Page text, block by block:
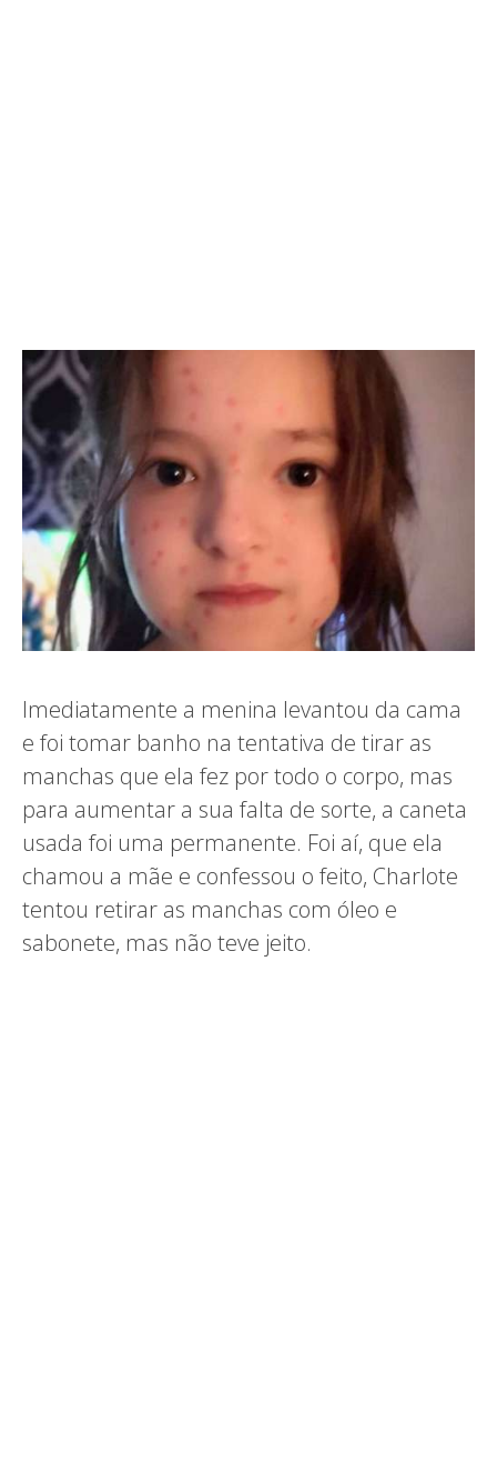
Imediatamente a menina levantou da cama
e foi tomar banho na tentativa de tirar as
manchas que ela fez por todo o corpo, mas
para aumentar a sua falta de sorte, a caneta
usada foi uma permanente. Foi aí, que ela
chamou a mãe e confessou o feito, Charlote
tentou retirar as manchas com óleo e
sabonete, mas não teve jeito.